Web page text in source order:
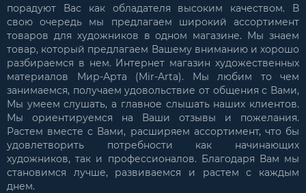
порадуют Вас как обладателя высоким качеством. В
свою очередь мы предлагаем широкий ассортимент
товаров для художников в одном магазине. Мы знаем
товар, который предлагаем Вашему вниманию и хорошо
разбираемся в нем. Интернет магазин художественных
материалов Мир-Арта (Mir-Arta). Мы любим то чем
занимаемся, получаем удовольствие от общения с Вами,
Мы умеем слушать, а главное слышать наших клиентов.
Мы ориентируемся на Ваши отзывы и пожелания.
Растем вместе с Вами, расширяем ассортимент, что бы
удовлетворить потребности как начинающих
художников, так и профессионалов. Благодаря Вам мы
становимся лучше, развиваемся и растем с каждым
днем.